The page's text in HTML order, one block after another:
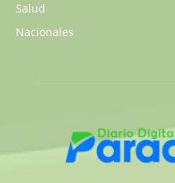
Salud
Nacionales